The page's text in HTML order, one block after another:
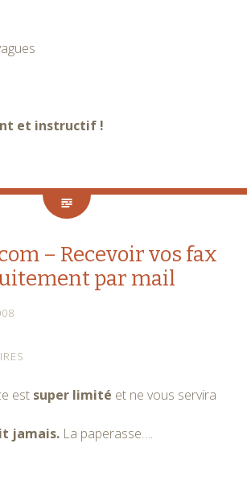
et instructif !
– Recevoir vos fax
par mail
est super limité et ne vous servira
jamais. La paperasse….